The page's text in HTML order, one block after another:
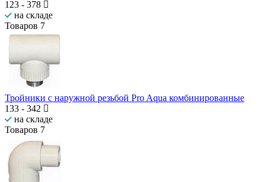
123 - 378
на складе
Товаров 7
Тройники с наружной резьбой Pro Aqua комбинированные
133 - 342
на складе
Товаров 7